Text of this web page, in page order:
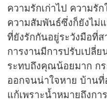
ความรักเก่าไป ความรั
ความสัมพันธ์ซึ่งก็ยังไม่
ที่ยังรักกันอยู่ระวังมือที่
การงานมีการปรับเปลี่
ระทบถึงคุณน้อยมาก กร
ออกจนน่าใจหาย บ้าน
แก้เพราะน้ำหมายถึงกา